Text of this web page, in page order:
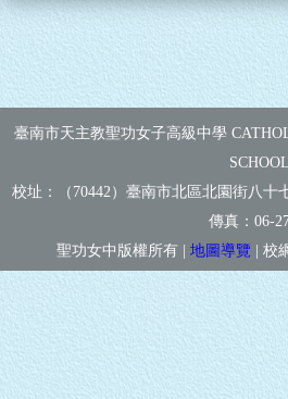
臺南市天主教聖功女子高級中學
SCHOOL
校址：（70442）臺南市北區北園街八
傳真： 06-
聖功女中版權所有 | 地圖導覽 | 校